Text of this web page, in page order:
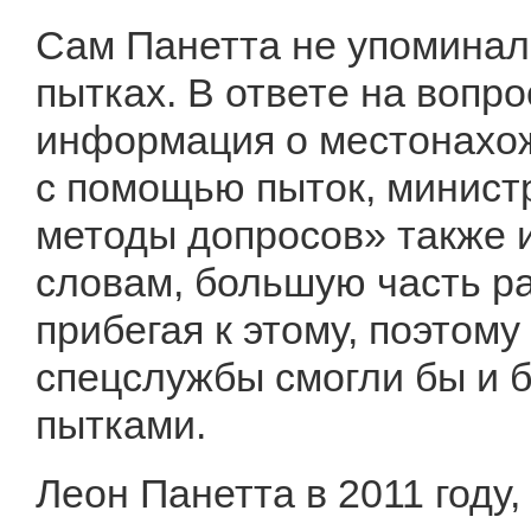
Сам Панетта не
пытках. В ответе на
информация о
с помощью пыток,
методы допросов» также
словам, большую часть
прибегая к этому,
спецслужбы смогли бы и
пытками.
Леон Панетта в 2011